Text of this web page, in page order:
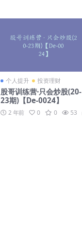
个人提升 投资理财
股哥训练营·只会炒股(20-
23期)【De-0024】
2 年前 0 0 53